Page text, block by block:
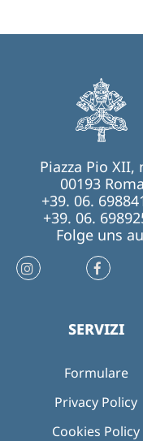
Piazza Pio XII,
00193 Roma
+39. 06.
+39. 06.
Folge uns
SERVIZI
Formulare
Privacy Policy
Cookies Policy